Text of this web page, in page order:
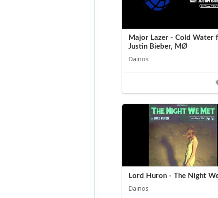
Major Lazer - Cold Water
Justin Bieber, MØ
Dainos
Lord Huron - The Night
Dainos